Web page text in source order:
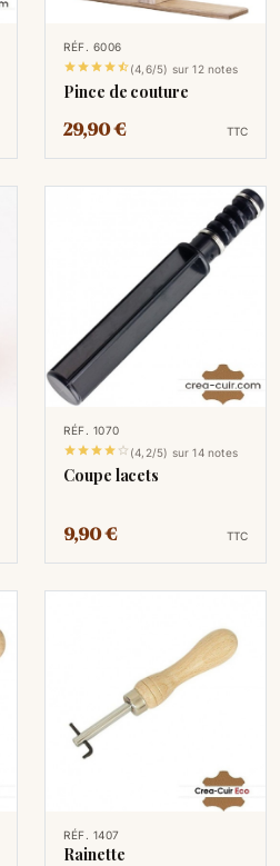
RÉF. 6006
(4,6/5) sur 12 notes
Pince de couture
29,90 € TTC
RÉF. 1070
  (4,2/5) sur 14 notes
Coupe lacets
9,90 € TTC
RÉF. 1407
Rainette